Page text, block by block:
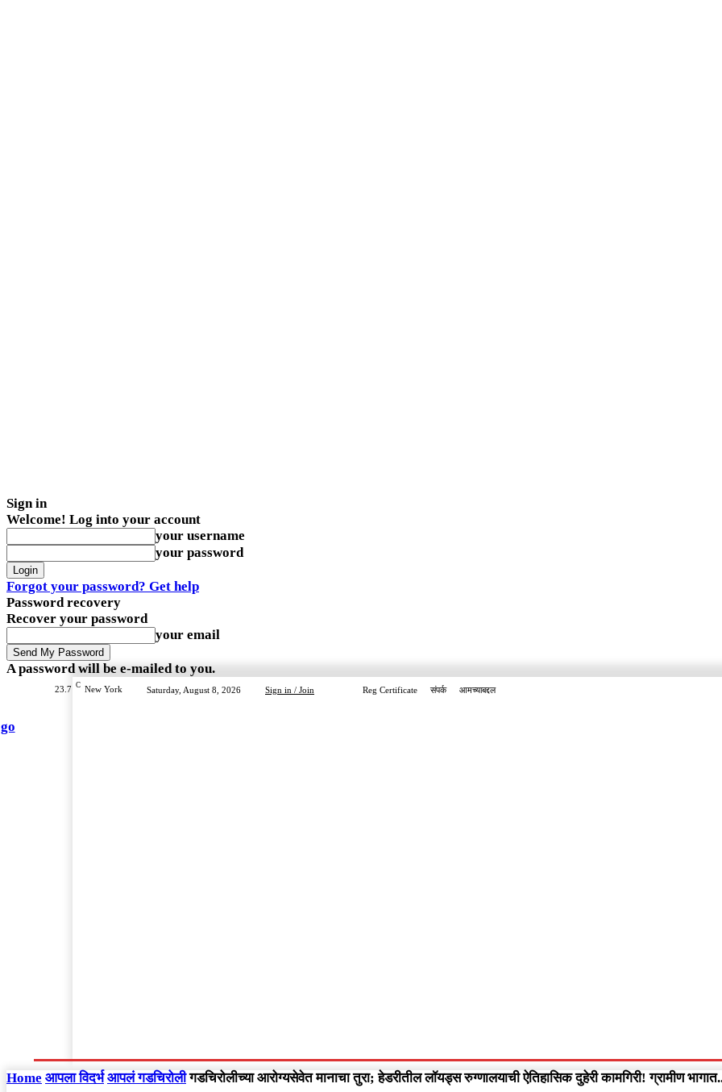
Sign in
Welcome! Log into your account
your username
your password
Forgot your password? Get help
Password recovery
Recover your password
your email
A password will be e-mailed to you.
23.7 C New York Saturday, August 8, 2026 Sign in / Join Reg Certificate संपर्क आमच्याबद्दल
Home आपला विदर्भ आपलं गडचिरोली गडचिरोलीच्या आरोग्यसेवेत मानाचा तुरा; हेडरीतील लॉयड्स रुग्णालयाची ऐतिहासिक दुहेरी कामगिरी! ग्रामीण